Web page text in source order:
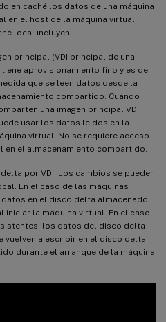
en caché los datos de una máquina
en el host de la máquina virtual.
local incluyen:
principal (VDI principal de una
aprovisionamiento fino y es de
que se leen datos desde la
compartido. Cuando
una imagen principal VDI
usar los datos leídos en la
virtual. No se requiere acceso
en el almacenamiento compartido.
por VDI. Los cambios se pueden
En el caso de las máquinas
en el disco delta almacenado
iniciar la máquina virtual. En el caso
los datos del disco delta
vuelven a escribir en el disco delta
durante el arranque de la máquina